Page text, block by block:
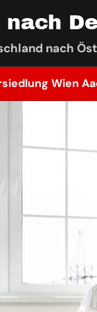
nach
nach
Wien